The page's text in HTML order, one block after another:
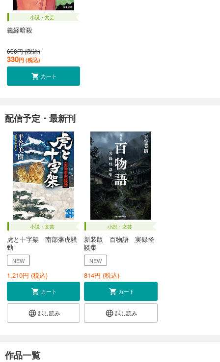
小説・文芸
義経暗殺
660円 (税込)
330円 (税込)
カート
配信予定・最新刊
小説・文芸
虎と十字架 南部藩虎騒
動
NEW
1,210円 (税込)
カート
試し読み
小説・文芸
新装版 百物語 実録怪
談集
NEW
814円 (税込)
カート
試し読み
作品一覧